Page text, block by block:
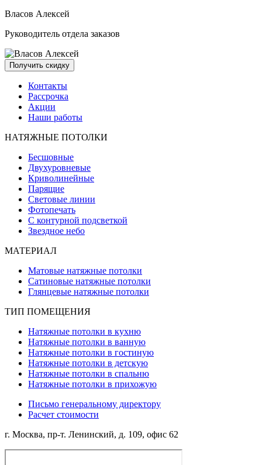
Власов Алексей
Руководитель отдела заказов
Получить скидку
Контакты
Рассрочка
Акции
Наши работы
НАТЯЖНЫЕ ПОТОЛКИ
Бесшовные
Двухуровневые
Криволинейные
Парящие
Световые линии
Фотопечать
С контурной подсветкой
Звездное небо
МАТЕРИАЛ
Матовые натяжные потолки
Сатиновые натяжные потолки
Глянцевые натяжные потолки
ТИП ПОМЕЩЕНИЯ
Натяжные потолки в кухню
Натяжные потолки в ванную
Натяжные потолки в гостиную
Натяжные потолки в детскую
Натяжные потолки в спальню
Натяжные потолки в прихожую
Письмо генеральному директору
Расчет стоимости
г. Москва, ​пр-т. Ленинский, д. 109, офис 62